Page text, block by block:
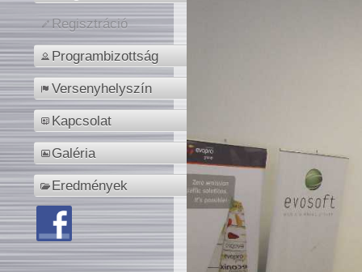
Regisztráció
Programbizottság
Versenyhelyszín
Kapcsolat
Galéria
Eredmények